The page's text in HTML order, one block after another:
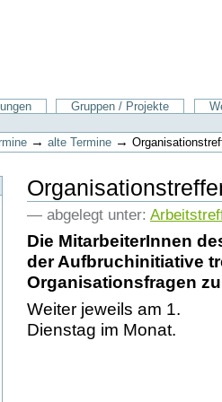
Gruppen / Projekte
→ alte Termine →
— abgelegt unter:
Die MitarbeiterInnen
der Aufbruchinitiative
Organisationsfragen
Weiter jeweils am 1.
Dienstag im Monat.